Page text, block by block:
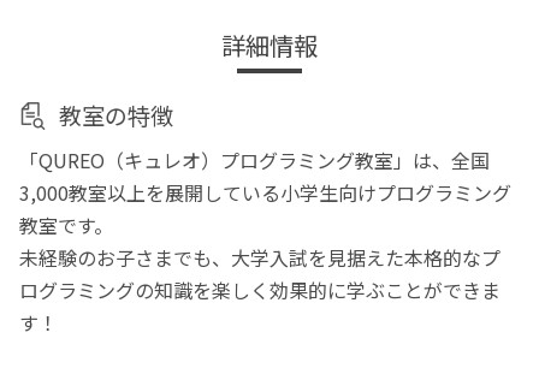
詳細情報
教室の特徴
「QUREO（キュレオ）プログラミング教室」は、全国
3,000教室以上を展開している小学生向けプログラミング
教室です。
未経験のお子さまでも、大学入試を見据えた本格的なプ
ログラミングの知識を楽しく効果的に学ぶことができま
す！